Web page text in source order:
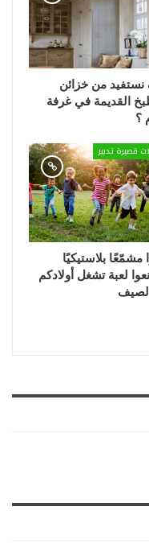
من خزائن
القديمة في غرفة
؟
قصيرة تدبير
مشمّعًا بلاستيكيًا
لعبة تشغل أولادكم